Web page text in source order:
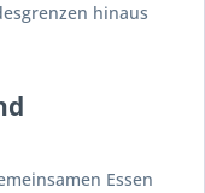
hinaus
Essen